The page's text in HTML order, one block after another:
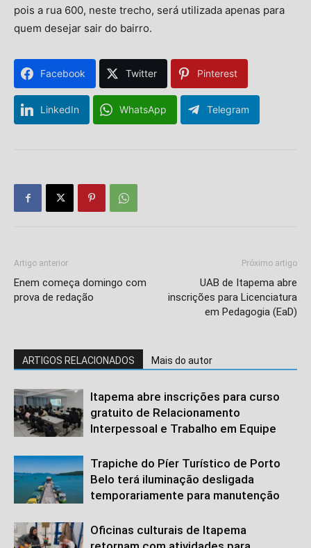
pois a rua 600, neste trecho, será utilizada apenas para
quem desejar sair do bairro.
Facebook Twitter Pinterest
LinkedIn WhatsApp Telegram
Artigo anterior
Enem começa domingo com
prova de redação
Próximo artigo
UAB de Itapema abre
inscrições para Licenciatura
em Pedagogia (EaD)
ARTIGOS RELACIONADOS Mais do autor
Itapema abre inscrições para curso
gratuito de Relacionamento
Interpessoal e Trabalho em Equipe
Trapiche do Píer Turístico de Porto
Belo terá iluminação desligada
temporariamente para manutenção
Oficinas culturais de Itapema